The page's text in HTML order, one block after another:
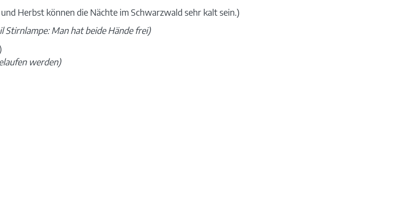
Herbst können die Nächte im Schwarzwald sehr kalt sein.)
Stirnlampe: Man hat beide Hände frei)
werden)